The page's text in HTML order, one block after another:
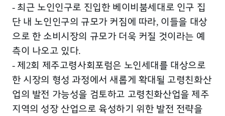
- 최근 노인인구로 진입한 베이비붐세대로 인구 집
단 내 노인인구의 규모가 커짐에 따라, 이들을 대상
으로 한 소비시장의 규모가 더욱 커질 것이라는 예
측이 나오고 있다.
- 제2회 제주고령사회포럼은 노인세대를 대상으로
한 시장의 형성 과정에서 새롭게 확대될 고령친화산
업의 발전 가능성을 검토하고 고령친화산업을 제주
지역의 성장 산업으로 육성하기 위한 발전 전략을